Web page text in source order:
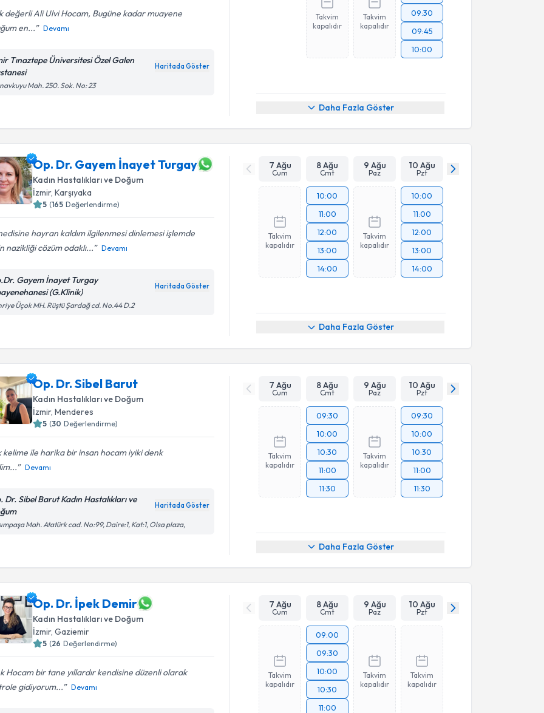
değerli Ali Ulvi Hocam, Bugüne kadar muayene
en...
Devamı
Tınaztepe Üniversitesi Özel Galen
Haritada Göster
Mah. 250. Sok. No: 23
Takvim
kapalıdır
Takvim
kapalıdır
09:30
09:45
10:00
Daha Fazla Göster
Op. Dr. Gayem İnayet Turgay
Kadın Hastalıkları ve Doğum
İzmir, Karşıyaka
5 (165 Değerlendirme)
hayran kaldım ilgilenmesi dinlemesi işlemde
nazikliği cözüm odaklı...
Devamı
Gayem İnayet Turgay
(G.Klinik)
Haritada Göster
Üçok MH. Rüştü Şardağ cd. No.44 D.2
7 Ağu
Cum
8 Ağu
Cmt
9 Ağu
Paz
10 Ağu
Pzt
Takvim
kapalıdır
10:00
11:00
12:00
13:00
14:00
Takvim
kapalıdır
10:00
11:00
12:00
13:00
14:00
Daha Fazla Göster
Op. Dr. Sibel Barut
Kadın Hastalıkları ve Doğum
İzmir, Menderes
5 (30 Değerlendirme)
kelime ile harika bir insan hocam iyiki denk
Devamı
Dr. Sibel Barut Kadın Hastalıkları ve
Haritada Göster
Mah. Atatürk cad. No:99, Daire:1, Kat:1, Olsa plaza,
7 Ağu
Cum
8 Ağu
Cmt
9 Ağu
Paz
10 Ağu
Pzt
Takvim
kapalıdır
09:30
10:00
10:30
11:00
11:30
Takvim
kapalıdır
09:30
10:00
10:30
11:00
11:30
Daha Fazla Göster
Op. Dr. İpek Demir
Kadın Hastalıkları ve Doğum
İzmir, Gaziemir
5 (26 Değerlendirme)
Hocam bir tane yıllardır kendisine düzenli olarak
gidiyorum...
Devamı
7 Ağu
Cum
8 Ağu
Cmt
9 Ağu
Paz
10 Ağu
Pzt
Takvim
kapalıdır
09:00
09:30
10:00
10:30
11:00
Takvim
kapalıdır
Takvim
kapalıdır